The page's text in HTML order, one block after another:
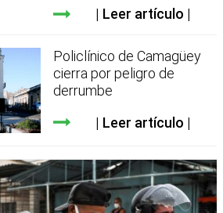
Leer artículo
Policlínico de Camagüey
cierra por peligro de
derrumbe
Leer artículo